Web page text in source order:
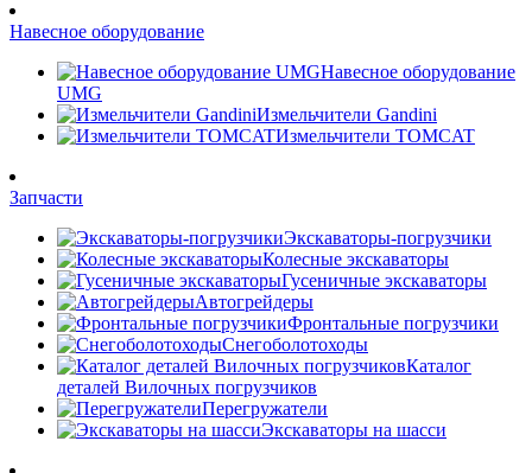
Навесное оборудование
Навесное оборудование
UMG
Измельчители Gandini
Измельчители TOMCAT
Запчасти
Экскаваторы-погрузчики
Колесные экскаваторы
Гусеничные экскаваторы
Автогрейдеры
Фронтальные погрузчики
Снегоболотоходы
Каталог
деталей Вилочных погрузчиков
Перегружатели
Экскаваторы на шасси